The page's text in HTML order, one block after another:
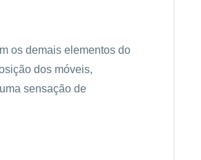
os demais elementos do
dos móveis,
sensação de